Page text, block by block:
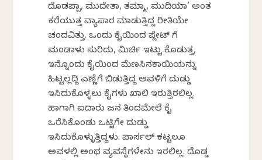
ದೊಡಪ್ಪಾ, ಮುದೇತಾ, ತಮ್ಮಾ, ಮುದಿಯಾ’ ಅಂತ
ಕರೆಯುತ್ತ ವ್ಯಾಪಾರ ಮಾಡುತ್ತಿದ್ದ ರೀತಿಯೇ
ಚಂದವಿತ್ತು. ಒಂದು ಕೈಯಿಂದ ಪ್ಲೇಟ್ ಗೆ
ಮಂಡಾಳು ಸುರಿದು, ಮಿರ್ಚಿ ಇಟ್ಟು ಕೊಡುತ್ತ,
ಇನ್ನೊಂದು ಕೈಯಿಂದ ಮೆಣಸಿನಕಾಯಿಯನ್ನು
ಹಿಟ್ಟಲ್ಲದ್ದಿ ಎಣ್ಣೆಗೆ ಬಿಡುತ್ತಿದ್ದ ಅವಳಿಗೆ ದುಡ್ಡು
ಇಸಿದುಕೊಳ್ಳಲು ಕೈಗಳು ಖಾಲಿ ಇರುತ್ತಿರಲಿಲ್ಲ.
ಹಾಗಾಗಿ ಐದಾರು ಜನ ತಿಂದಮೇಲೆ ಕೈ
ಒರೆಸಿಕೊಂಡು ಒಟ್ಟಿಗೇ ದುಡ್ಡು
ಇಸಿದುಕೊಳ್ಳುತ್ತಿದ್ದಳು. ಪಾರ್ಸಲ್ ಕಟ್ಟಲೂ
ಅವಳಲ್ಲಿ ಅಂಥ ವ್ಯವಸ್ಥೆಗಳೇನು ಇರಲಿಲ್ಲ. ದೊಡ್ಡ